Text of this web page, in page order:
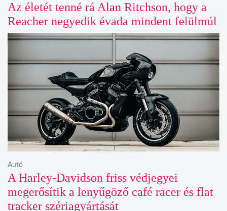
Az életét tenné rá Alan Ritchson, hogy a
Reacher negyedik évada mindent felülmúl
A Harley-Davidson friss védjegyei
megerősítik a lenyűgöző café racer és flat
tracker szériagyártását
Autó